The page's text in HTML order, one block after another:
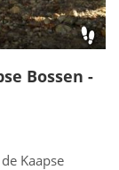
Bossen -
Kaapse